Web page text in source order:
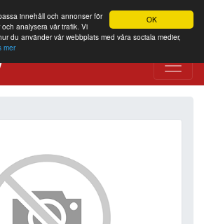
OK
innehåll och annonser för
analysera vår trafik. Vi
du använder vår webbplats med våra sociala medier,
mer